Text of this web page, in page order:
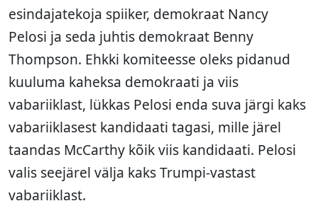
esindajatekoja spiiker, demokraat Nancy
Pelosi ja seda juhtis demokraat Benny
Thompson. Ehkki komiteesse oleks pidanud
kuuluma kaheksa demokraati ja viis
vabariiklast, lükkas Pelosi enda suva järgi kaks
vabariiklasest kandidaati tagasi, mille järel
taandas McCarthy kõik viis kandidaati. Pelosi
valis seejärel välja kaks Trumpi-vastast
vabariiklast.